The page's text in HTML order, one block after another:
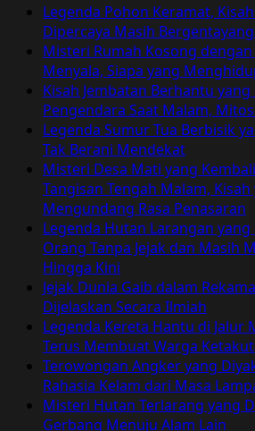
Legenda Pohon Keramat,
Dipercaya Masih
Misteri Rumah Kosong dengan
Menyala, Siapa yang
Kisah Jembatan Berhantu
Pengendara Saat Malam,
Legenda Sumur Tua Berbisik
Tak Berani Mendekat
Misteri Desa Mati yang
Tangisan Tengah Malam, Kisah
Mengundang Rasa Penasaran
Legenda Hutan Larangan
Orang Tanpa Jejak dan Masih
Hingga Kini
Jejak Dunia Gaib dalam
Dijelaskan Secara Ilmiah
Legenda Kereta Hantu di Jalur
Terus Membuat Warga
Terowongan Angker yang
Rahasia Kelam dari Masa
Misteri Hutan Terlarang yang
Gerbang Menuju Alam Lain